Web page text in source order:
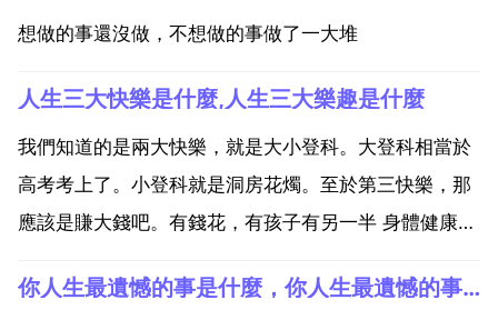
想做的事還沒做，不想做的事做了一大堆
人生三大快樂是什麼,人生三大樂趣是什麼
我們知道的是兩大快樂，就是大小登科。大登科相當於
高考考上了。小登科就是洞房花燭。至於第三快樂，那
應該是賺大錢吧。有錢花，有孩子有另一半 身體健康
他鄉遇故知 金榜題名時 洞房花燭夜。人生的三大情感你人生最遺憾的事是什麼，你人生最遺憾的事是什麼？